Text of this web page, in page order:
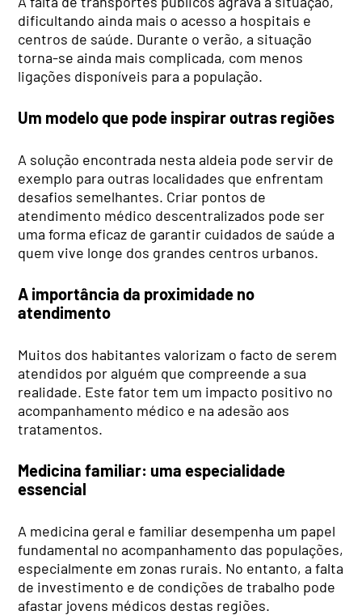
dificultando ainda mais o acesso a hospitais e
centros de saúde. Durante o verão, a situação
torna-se ainda mais complicada, com menos
ligações disponíveis para a população.
Um modelo que pode inspirar outras regiões
A solução encontrada nesta aldeia pode servir de
exemplo para outras localidades que enfrentam
desafios semelhantes. Criar pontos de
atendimento médico descentralizados pode ser
uma forma eficaz de garantir cuidados de saúde a
quem vive longe dos grandes centros urbanos.
A importância da proximidade no
atendimento
Muitos dos habitantes valorizam o facto de serem
atendidos por alguém que compreende a sua
realidade. Este fator tem um impacto positivo no
acompanhamento médico e na adesão aos
tratamentos.
Medicina familiar: uma especialidade
essencial
A medicina geral e familiar desempenha um papel
fundamental no acompanhamento das populações,
especialmente em zonas rurais. No entanto, a falta
de investimento e de condições de trabalho pode
afastar jovens médicos destas regiões.